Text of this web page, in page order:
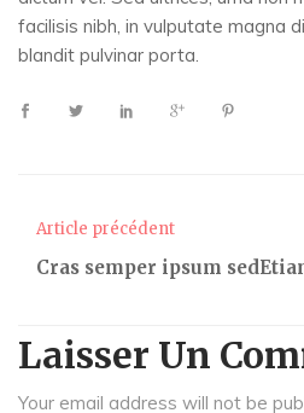
facilisis nibh, in vulputate magna
blandit pulvinar porta.
Article précédent
Cras semper ipsum sed
Laisser Un
Your email address will not be